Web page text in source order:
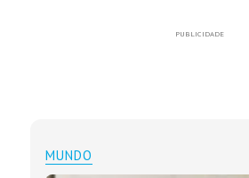
PUBLICIDADE
MUNDO